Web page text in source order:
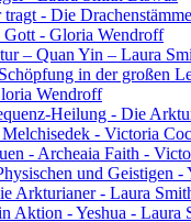
- Die
Gott - Gloria Wendroff
– Quan Yin – Laura
in der großen
Wendroff
Heilung - Die
- Victoria
- Archeaia Faith -
und Geistigen -
Arkturianer - Laura
Aktion - Yeshua - Laura